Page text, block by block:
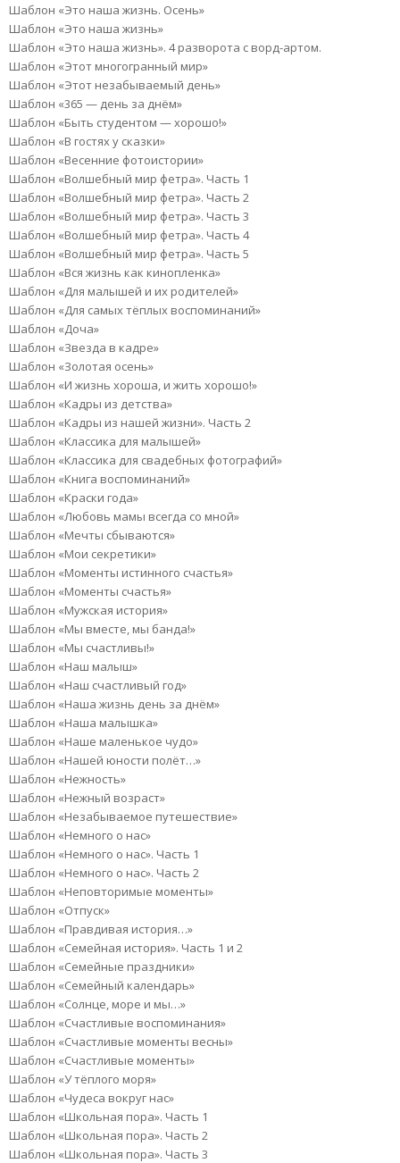
Шаблон «Это наша жизнь. Осень»
Шаблон «Это наша жизнь»
Шаблон «Это наша жизнь». 4 разворота с ворд-артом.
Шаблон «Этот многогранный мир»
Шаблон «Этот незабываемый день»
Шаблон «365 — день за днём»
Шаблон «Быть студентом — хорошо!»
Шаблон «В гостях у сказки»
Шаблон «Весенние фотоистории»
Шаблон «Волшебный мир фетра». Часть 1
Шаблон «Волшебный мир фетра». Часть 2
Шаблон «Волшебный мир фетра». Часть 3
Шаблон «Волшебный мир фетра». Часть 4
Шаблон «Волшебный мир фетра». Часть 5
Шаблон «Вся жизнь как кинопленка»
Шаблон «Для малышей и их родителей»
Шаблон «Для самых тёплых воспоминаний»
Шаблон «Доча»
Шаблон «Звезда в кадре»
Шаблон «Золотая осень»
Шаблон «И жизнь хороша, и жить хорошо!»
Шаблон «Кадры из детства»
Шаблон «Кадры из нашей жизни». Часть 2
Шаблон «Классика для малышей»
Шаблон «Классика для свадебных фотографий»
Шаблон «Книга воспоминаний»
Шаблон «Краски года»
Шаблон «Любовь мамы всегда со мной»
Шаблон «Мечты сбываются»
Шаблон «Мои секретики»
Шаблон «Моменты истинного счастья»
Шаблон «Моменты счастья»
Шаблон «Мужская история»
Шаблон «Мы вместе, мы банда!»
Шаблон «Мы счастливы!»
Шаблон «Наш малыш»
Шаблон «Наш счастливый год»
Шаблон «Наша жизнь день за днём»
Шаблон «Наша малышка»
Шаблон «Наше маленькое чудо»
Шаблон «Нашей юности полёт…»
Шаблон «Нежность»
Шаблон «Нежный возраст»
Шаблон «Незабываемое путешествие»
Шаблон «Немного о нас»
Шаблон «Немного о нас». Часть 1
Шаблон «Немного о нас». Часть 2
Шаблон «Неповторимые моменты»
Шаблон «Отпуск»
Шаблон «Правдивая история…»
Шаблон «Семейная история». Часть 1 и 2
Шаблон «Семейные праздники»
Шаблон «Семейный календарь»
Шаблон «Солнце, море и мы…»
Шаблон «Счастливые воспоминания»
Шаблон «Счастливые моменты весны»
Шаблон «Счастливые моменты»
Шаблон «У тёплого моря»
Шаблон «Чудеса вокруг нас»
Шаблон «Школьная пора». Часть 1
Шаблон «Школьная пора». Часть 2
Шаблон «Школьная пора». Часть 3